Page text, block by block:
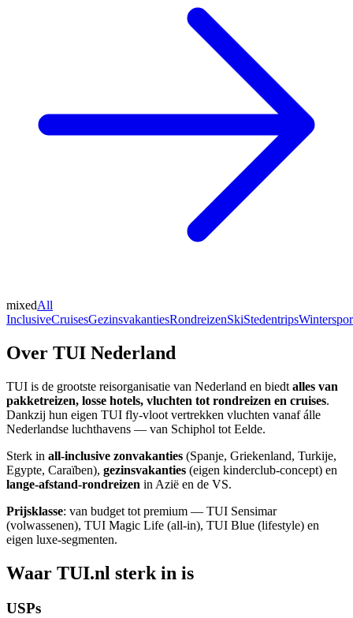
mixedAll
InclusiveCruisesGezinsvakantiesRondreizenSkiStedentrips
Over TUI Nederland
TUI is de grootste reisorganisatie van Nederland en biedt alles van
pakketreizen, losse hotels, vluchten tot rondreizen en cruises.
Dankzij hun eigen TUI fly-vloot vertrekken vluchten vanaf álle
Nederlandse luchthavens — van Schiphol tot Eelde.
Sterk in all-inclusive zonvakanties (Spanje, Griekenland, Turkije,
Egypte, Caraïben), gezinsvakanties (eigen kinderclub-concept) en
lange-afstand-rondreizen in Azië en de VS.
Prijsklasse: van budget tot premium — TUI Sensimar
(volwassenen), TUI Magic Life (all-in), TUI Blue (lifestyle) en
eigen luxe-segmenten.
Waar TUI.nl sterk in is
USPs